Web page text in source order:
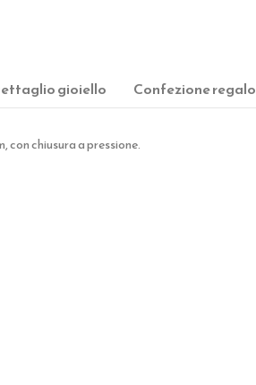
gioiello Confezione regalo
con chiusura a pressione.